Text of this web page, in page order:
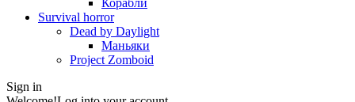
Корабли
Survival horror
Dead by Daylight
Маньяки
Project Zomboid
Sign in